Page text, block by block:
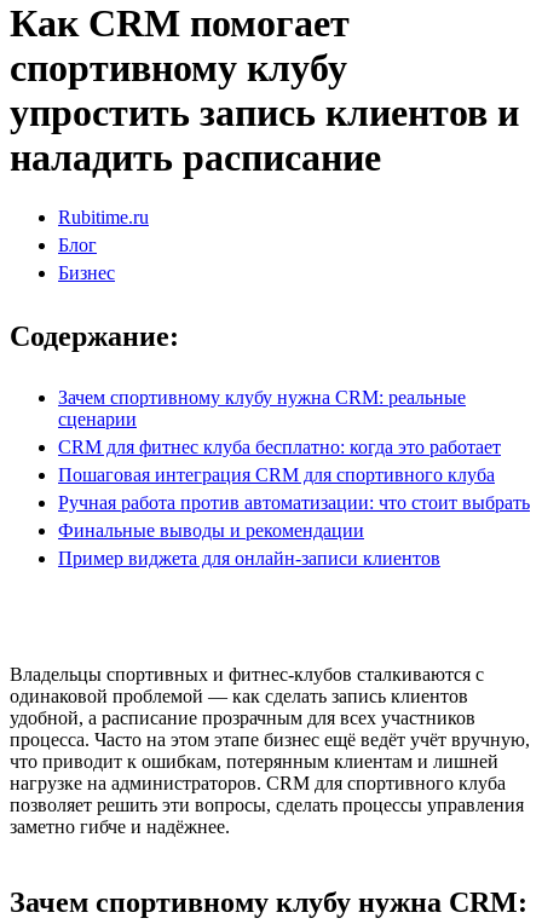
Как CRM помогает
спортивному клубу
упростить запись клиентов и
наладить расписание
Rubitime.ru
Блог
Бизнес
Содержание:
Зачем спортивному клубу нужна CRM: реальные
сценарии
CRM для фитнес клуба бесплатно: когда это работает
Пошаговая интеграция CRM для спортивного клуба
Ручная работа против автоматизации: что стоит выбрать
Финальные выводы и рекомендации
Пример виджета для онлайн-записи клиентов
Владельцы спортивных и фитнес-клубов сталкиваются с
одинаковой проблемой — как сделать запись клиентов
удобной, а расписание прозрачным для всех участников
процесса. Часто на этом этапе бизнес ещё ведёт учёт вручную,
что приводит к ошибкам, потерянным клиентам и лишней
нагрузке на администраторов. CRM для спортивного клуба
позволяет решить эти вопросы, сделать процессы управления
заметно гибче и надёжнее.
Зачем спортивному клубу нужна CRM: